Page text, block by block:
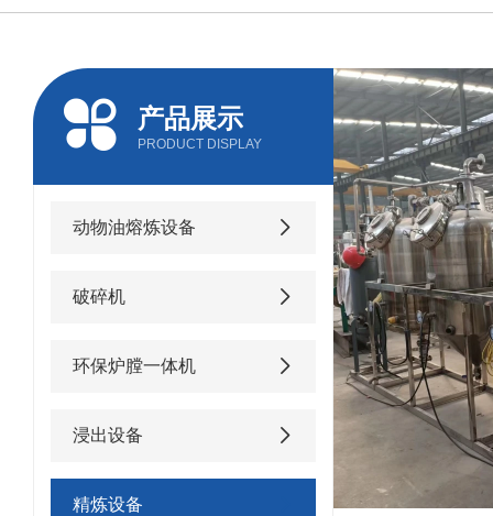
产品展示
PRODUCT DISPLAY
动物油熔炼设备
破碎机
环保炉膛一体机
浸出设备
精炼设备